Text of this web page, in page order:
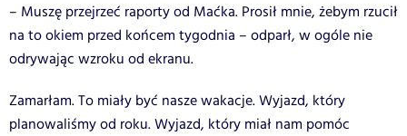
– Muszę przejrzeć raporty od Maćka. Prosił mnie, żebym rzucił
na to okiem przed końcem tygodnia – odparł, w ogóle nie
odrywając wzroku od ekranu.
Zamarłam. To miały być nasze wakacje. Wyjazd, który
planowaliśmy od roku. Wyjazd, który miał nam pomóc